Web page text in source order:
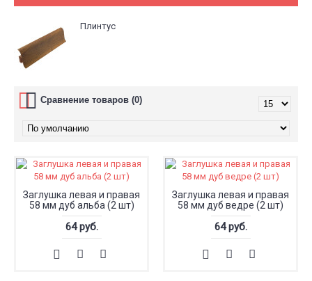
Плинтус
Сравнение товаров (0)
Заглушка левая и правая
58 мм дуб альба (2 шт)
64 руб.
Заглушка левая и правая
58 мм дуб ведре (2 шт)
64 руб.